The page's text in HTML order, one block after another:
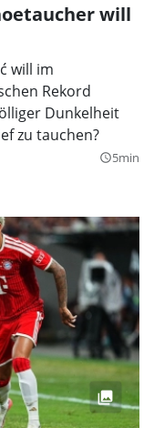
will
will im
Rekord
Dunkelheit
zu tauchen?
query_builder5min